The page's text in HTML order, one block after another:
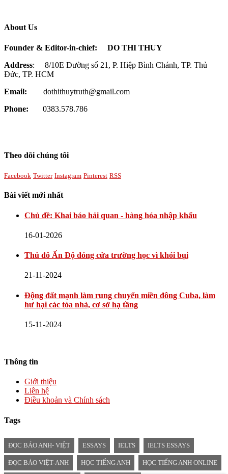
About Us
Founder & Editor-in-chief:
DO THI THUY
Address: 8/10E Đường số 21, P. Hiệp Bình Chánh, TP. Thủ
Đức, TP. HCM
Email: dothithuytruth@gmail.com
Phone: 0383.578.786
Theo dõi chúng tôi
Facebook Twitter Instagram Pinterest RSS
Bài viết mới nhất
Chủ đề: Khai báo hải quan - hàng hóa nhập khẩu
16-01-2026
Thủ đô Ấn Độ đóng cửa trường học vì khói bụi
21-11-2024
Động đất mạnh làm rung chuyển miền đông Cuba, làm
hư hại các tòa nhà, cơ sở hạ tầng
15-11-2024
Thông tin
Giới thiệu
Liên hệ
Điều khoản và Chính sách
Tags
ĐỌC BÁO ANH- VIỆT ESSAYS IELTS IELTS ESSAYS
ĐỌC BÁO VIỆT-ANH HỌC TIẾNG ANH HỌC TIẾNG ANH ONLINE